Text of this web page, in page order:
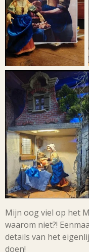
Mijn oog viel op het
waarom niet?!
details van het
doen!